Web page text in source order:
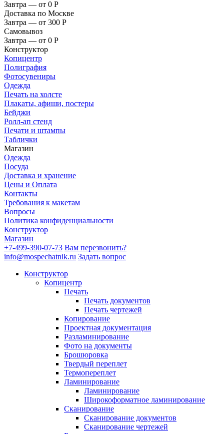
Завтра — от 0 Р
Доставка по Москве
Завтра — от 300 Р
Самовывоз
Завтра — от 0 Р
Конструктор
Копицентр
Полиграфия
Фотосувениры
Одежда
Печать на холсте
Плакаты, афиши, постеры
Бейджи
Ролл-ап стенд
Печати и штампы
Таблички
Магазин
Одежда
Посуда
Доставка и хранение
Цены и Оплата
Контакты
Требования к макетам
Вопросы
Политика конфиденциальности
Конструктор
Магазин
+7-499-390-07-73 Вам перезвонить?
info@mospechatnik.ru Задать вопрос
Конструктор
Копицентр
Печать
Печать документов
Печать чертежей
Копирование
Проектная документация
Разламинирование
Фото на документы
Брошюровка
Твердый переплет
Термопереплет
Ламинирование
Ламинирование
Широкоформатное ламинирование
Сканирование
Сканирование документов
Сканирование чертежей